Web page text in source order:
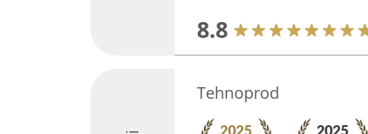
8.8
Tehnoprod